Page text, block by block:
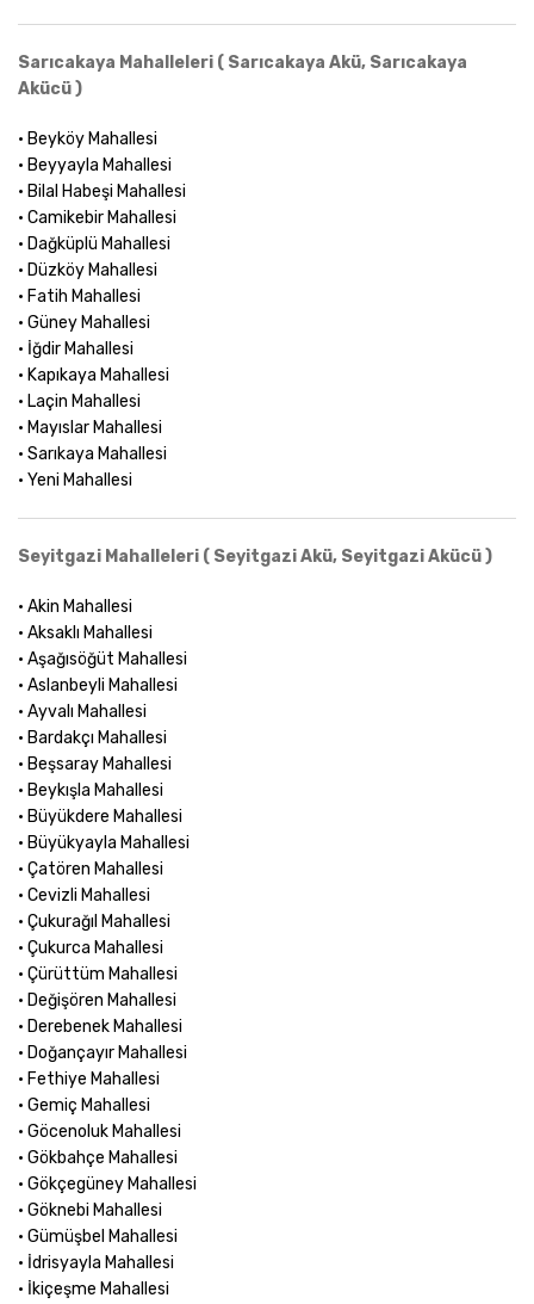
Sarıcakaya Mahalleleri ( Sarıcakaya Akü, Sarıcakaya
Akücü )
• Beyköy Mahallesi
• Beyyayla Mahallesi
• Bilal Habeşi Mahallesi
• Camikebir Mahallesi
• Dağküplü Mahallesi
• Düzköy Mahallesi
• Fatih Mahallesi
• Güney Mahallesi
• İğdir Mahallesi
• Kapıkaya Mahallesi
• Laçin Mahallesi
• Mayıslar Mahallesi
• Sarıkaya Mahallesi
• Yeni Mahallesi
Seyitgazi Mahalleleri ( Seyitgazi Akü, Seyitgazi Akücü )
• Akin Mahallesi
• Aksaklı Mahallesi
• Aşağısöğüt Mahallesi
• Aslanbeyli Mahallesi
• Ayvalı Mahallesi
• Bardakçı Mahallesi
• Beşsaray Mahallesi
• Beykışla Mahallesi
• Büyükdere Mahallesi
• Büyükyayla Mahallesi
• Çatören Mahallesi
• Cevizli Mahallesi
• Çukurağıl Mahallesi
• Çukurca Mahallesi
• Çürüttüm Mahallesi
• Değişören Mahallesi
• Derebenek Mahallesi
• Doğançayır Mahallesi
• Fethiye Mahallesi
• Gemiç Mahallesi
• Göcenoluk Mahallesi
• Gökbahçe Mahallesi
• Gökçegüney Mahallesi
• Göknebi Mahallesi
• Gümüşbel Mahallesi
• İdrisyayla Mahallesi
• İkiçeşme Mahallesi